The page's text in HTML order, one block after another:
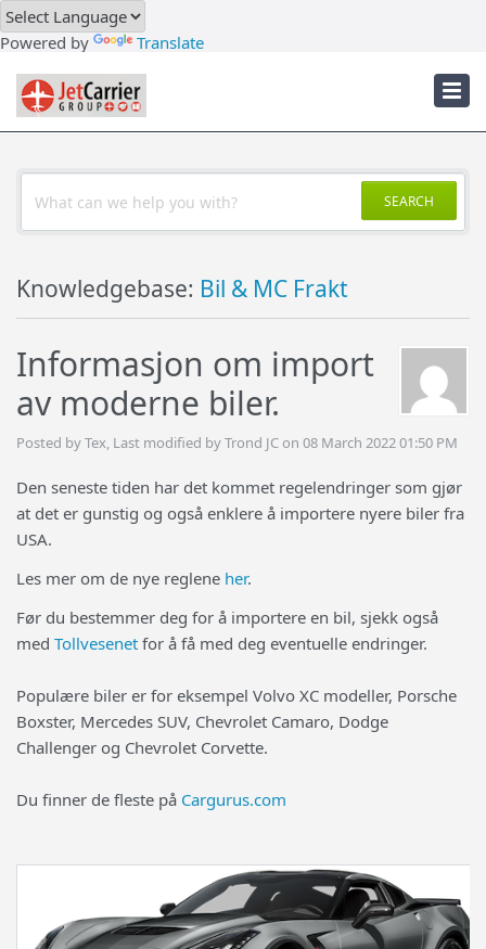
Powered by Translate
Downloads
JetCarrier Account
SEARCH
Knowledgebase: Bil & MC Frakt
Informasjon om import
av moderne biler.
Posted by Tex, Last modified by Trond JC on 08 March 2022 01:50 PM
Den seneste tiden har det kommet regelendringer som gjør
at det er gunstig og også enklere å importere nyere biler fra
USA.
Les mer om de nye reglene her.
Før du bestemmer deg for å importere en bil, sjekk også
med Tollvesenet for å få med deg eventuelle endringer.
Populære biler er for eksempel Volvo XC modeller, Porsche
Boxster, Mercedes SUV, Chevrolet Camaro, Dodge
Challenger og Chevrolet Corvette.
Du finner de fleste på Cargurus.com